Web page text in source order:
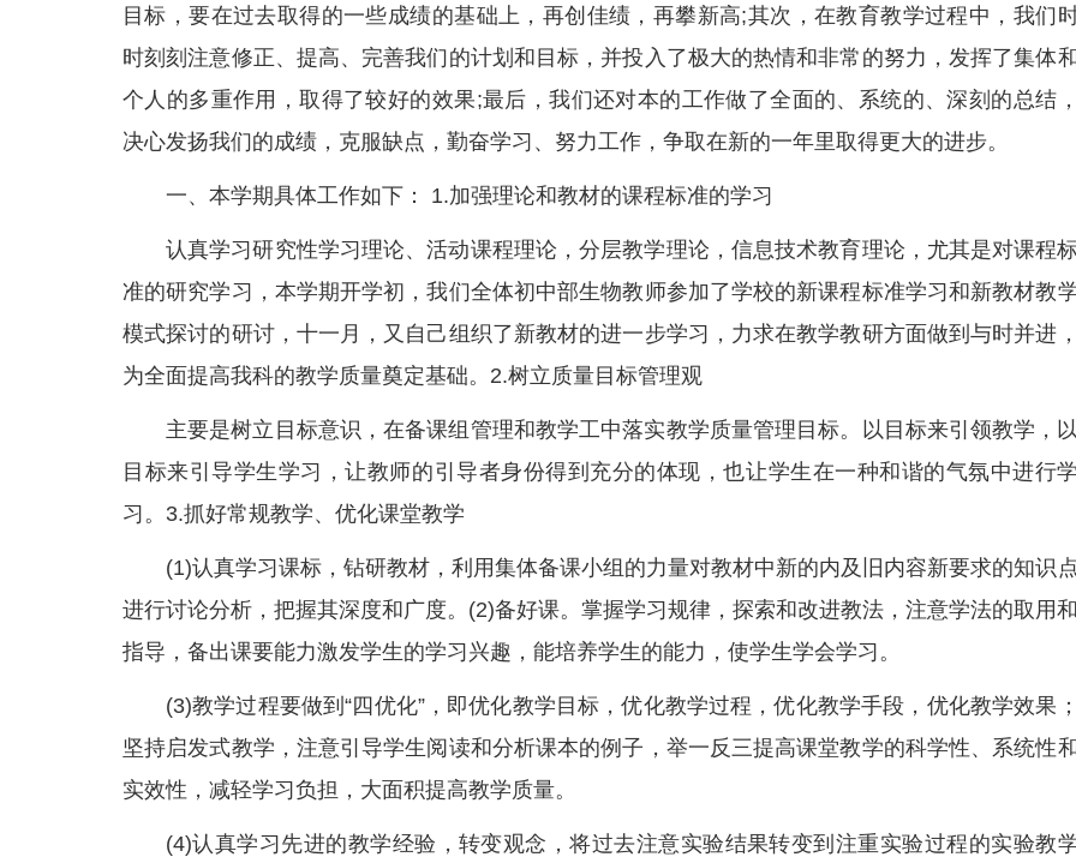
目标，要在过去取得的一些成绩的基础上，再创佳绩，再攀新高;其次，在教育教学过程中，我们
时刻刻注意修正、提高、完善我们的计划和目标，并投入了极大的热情和非常的努力，发挥了集体和
个人的多重作用，取得了较好的效果;最后，我们还对本的工作做了全面的、系统的、深刻的总结，
决心发扬我们的成绩，克服缺点，勤奋学习、努力工作，争取在新的一年里取得更大的进步。
一、本学期具体工作如下： 1.加强理论和教材的课程标准的学习
认真学习研究性学习理论、活动课程理论，分层教学理论，信息技术教育理论，尤其是对课程
准的研究学习，本学期开学初，我们全体初中部生物教师参加了学校的新课程标准学习和新教材教
模式探讨的研讨，十一月，又自己组织了新教材的进一步学习，力求在教学教研方面做到与时并进，
为全面提高我科的教学质量奠定基础。2.树立质量目标管理观
主要是树立目标意识，在备课组管理和教学工中落实教学质量管理目标。以目标来引领教学，以
目标来引导学生学习，让教师的引导者身份得到充分的体现，也让学生在一种和谐的气氛中进行学
习。3.抓好常规教学、优化课堂教学
(1)认真学习课标，钻研教材，利用集体备课小组的力量对教材中新的内及旧内容新要求的知识点
进行讨论分析，把握其深度和广度。(2)备好课。掌握学习规律，探索和改进教法，注意学法的取用和
指导，备出课要能力激发学生的学习兴趣，能培养学生的能力，使学生学会学习。
(3)教学过程要做到“四优化”，即优化教学目标，优化教学过程，优化教学手段，优化教学效果；
坚持启发式教学，注意引导学生阅读和分析课本的例子，举一反三提高课堂教学的科学性、系统性和
实效性，减轻学习负担，大面积提高教学质量。
(4)认真学习先进的教学经验，转变观念，将过去注意实验结果转变到注重实验过程的实验教